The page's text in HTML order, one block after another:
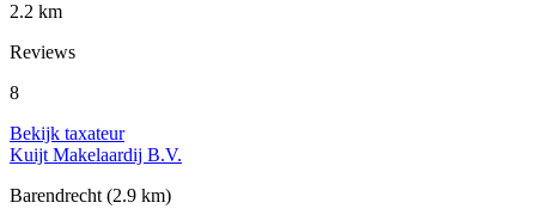
2.2 km
Reviews
8
Bekijk taxateur
Kuijt Makelaardij B.V.
Barendrecht (2.9 km)